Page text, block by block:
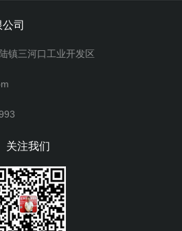
司
镇三河口工业开发区
关注我们